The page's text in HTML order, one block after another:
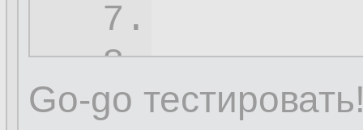
7.
8.
9.
-s,--
-t,--trash
Go-go